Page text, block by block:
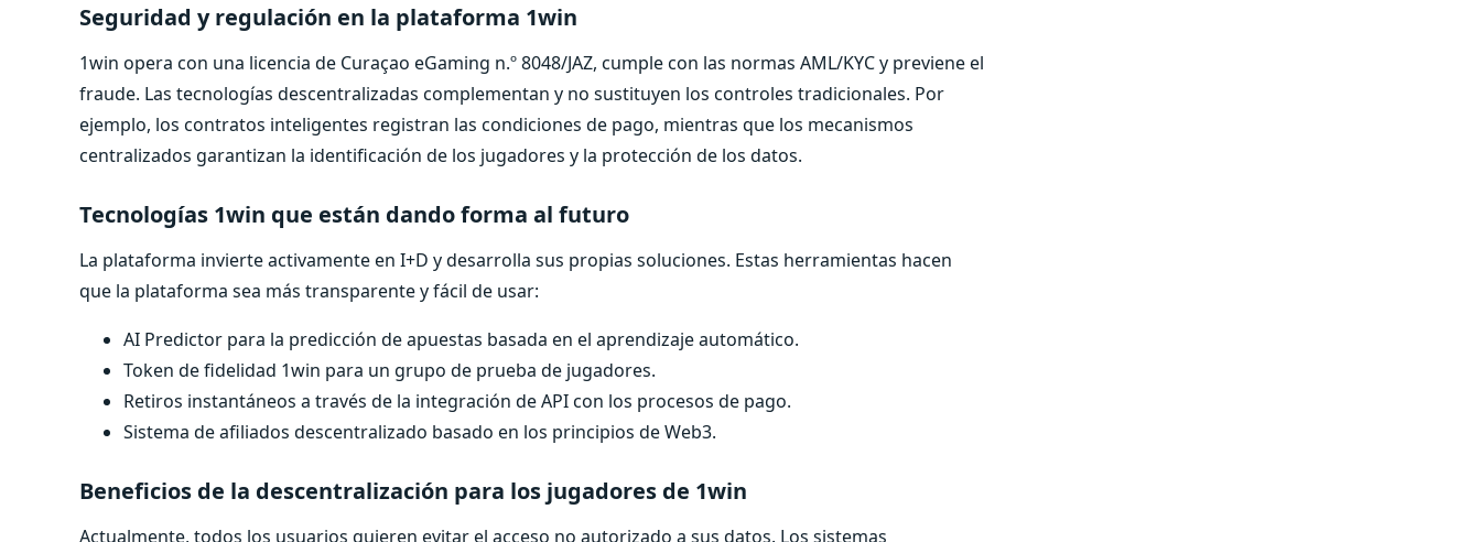
Seguridad y regulación en la plataforma 1win
1win opera con una licencia de Curaçao eGaming n.º 8048/JAZ, cumple con las normas AML/KYC y previene el
fraude. Las tecnologías descentralizadas complementan y no sustituyen los controles tradicionales. Por
ejemplo, los contratos inteligentes registran las condiciones de pago, mientras que los mecanismos
centralizados garantizan la identificación de los jugadores y la protección de los datos.
Tecnologías 1win que están dando forma al futuro
La plataforma invierte activamente en I+D y desarrolla sus propias soluciones. Estas herramientas hacen
que la plataforma sea más transparente y fácil de usar:
AI Predictor para la predicción de apuestas basada en el aprendizaje automático.
Token de fidelidad 1win para un grupo de prueba de jugadores.
Retiros instantáneos a través de la integración de API con los procesos de pago.
Sistema de afiliados descentralizado basado en los principios de Web3.
Beneficios de la descentralización para los jugadores de 1win
Actualmente, todos los usuarios quieren evitar el acceso no autorizado a sus datos. Los sistemas